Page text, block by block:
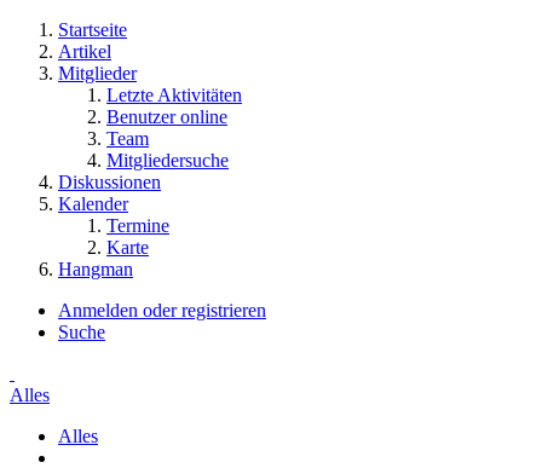
Startseite
Artikel
Mitglieder
Letzte Aktivitäten
Benutzer online
Team
Mitgliedersuche
Diskussionen
Kalender
Termine
Karte
Hangman
Anmelden oder registrieren
Suche
Alles
Alles